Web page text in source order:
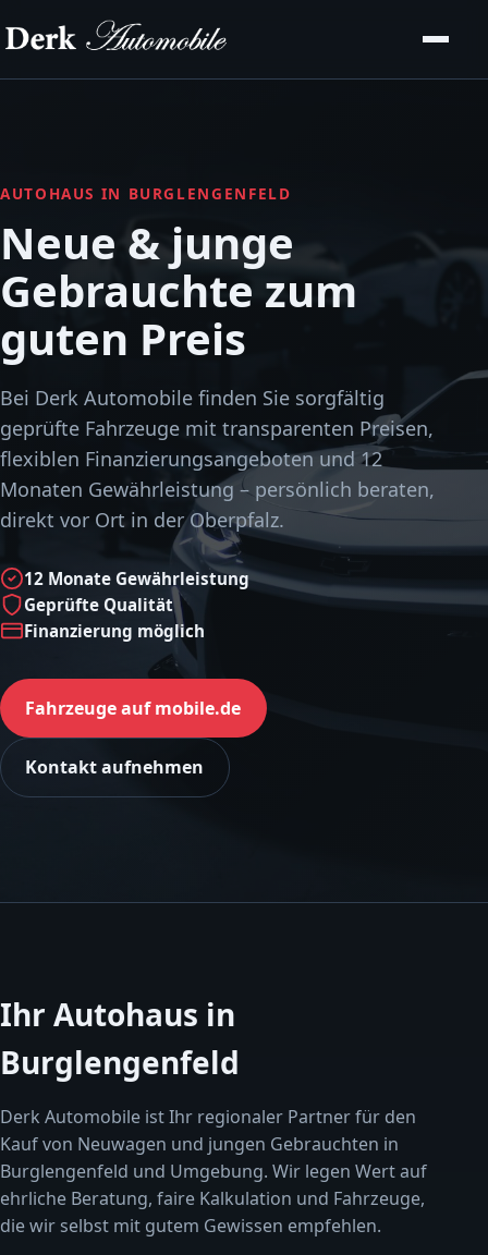
AUTOHAUS IN BURGLENGENFELD
Neue & junge
Gebrauchte zum
guten Preis
Bei Derk Automobile finden Sie sorgfältig
geprüfte Fahrzeuge mit transparenten Preisen,
flexiblen Finanzierungsangeboten und 12
Monaten Gewährleistung – persönlich beraten,
direkt vor Ort in der Oberpfalz.
12 Monate Gewährleistung
Geprüfte Qualität
Finanzierung möglich
Fahrzeuge auf mobile.de
Kontakt aufnehmen
Ihr Autohaus in
Burglengenfeld
Derk Automobile ist Ihr regionaler Partner für den
Kauf von Neuwagen und jungen Gebrauchten in
Burglengenfeld und Umgebung. Wir legen Wert auf
ehrliche Beratung, faire Kalkulation und Fahrzeuge,
die wir selbst mit gutem Gewissen empfehlen.